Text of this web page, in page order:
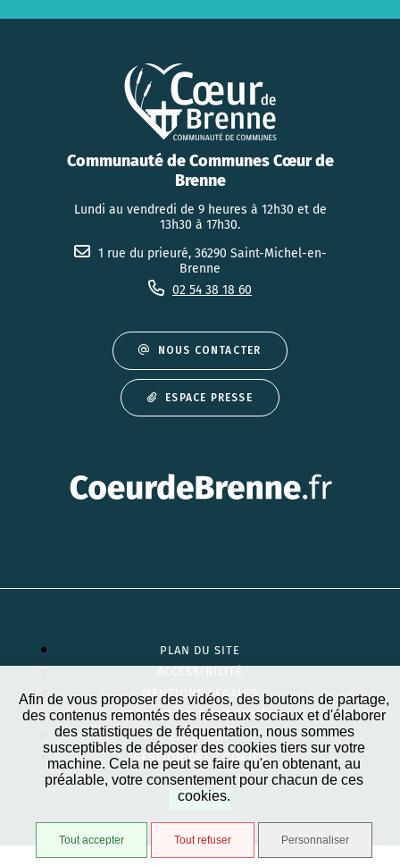
Afin de vous proposer des vidéos, des boutons de partage,
des contenus remontés des réseaux sociaux et d'élaborer
des statistiques de fréquentation, nous sommes
susceptibles de déposer des cookies tiers sur votre
machine. Cela ne peut se faire qu'en obtenant, au
préalable, votre consentement pour chacun de ces
cookies.
Tout accepter Tout refuser Personnaliser
Communauté de Communes Cœur de
Brenne
Lundi au vendredi de 9 heures à 12h30 et de
13h30 à 17h30.
1 rue du prieuré, 36290 Saint-Michel-en-
Brenne
02 54 38 18 60
NOUS CONTACTER
ESPACE PRESSE
PLAN DU SITE
MENTIONS LÉGALES
PROTECTION DES DONNÉES
EXTRANET
GESTION DES COOKIES
STRATIS